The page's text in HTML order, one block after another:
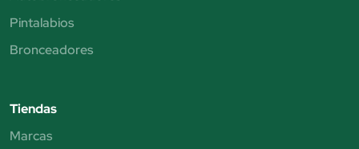
Pintalabios
Bronceadores
Tiendas
Marcas